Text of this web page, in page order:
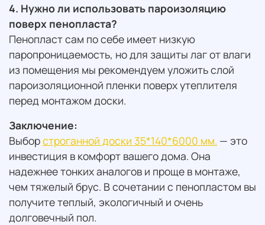
4. Нужно ли использовать пароизоляцию
поверх пенопласта?
Пенопласт сам по себе имеет низкую
паропроницаемость, но для защиты лаг от влаги
из помещения мы рекомендуем уложить слой
пароизоляционной пленки поверх утеплителя
перед монтажом доски.
Заключение:
Выборстроганной доски 35*140*6000 мм. — это
инвестиция в комфорт вашего дома. Она
надежнее тонких аналогов и проще в монтаже,
чем тяжелый брус. В сочетании с пенопластом вы
получите теплый, экологичный и очень
долговечный пол.